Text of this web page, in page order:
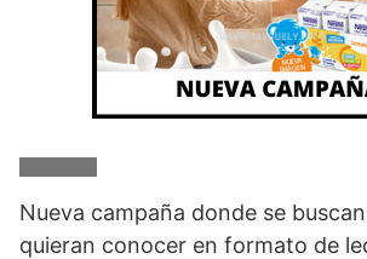
Nueva campaña donde se
quieran conocer en formato de